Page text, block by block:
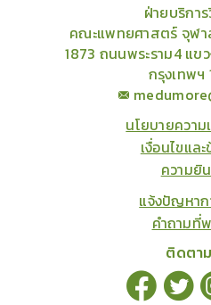
ฝ่ายบริกา
คณะแพทยศาสตร์ จุฬ
1873 ถนนพระราม4 แ
กรุงเทพฯ
นโยบายควา
เงื่อนไขแล
ความยิ
แจ้งปัญหาก
คำถามที่
ติดตา